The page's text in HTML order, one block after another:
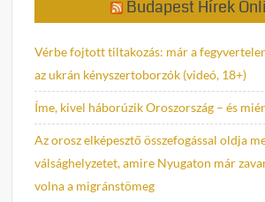
Budapest Hírek
Vérbe fojtott tiltakozás: már a
az ukrán kényszertoborzók (videó, 18+)
Íme, kivel háborúzik Oroszország – és
Az orosz elképesztő összefogással oldja
válsághelyzetet, amire Nyugaton már
volna a migránstömeg